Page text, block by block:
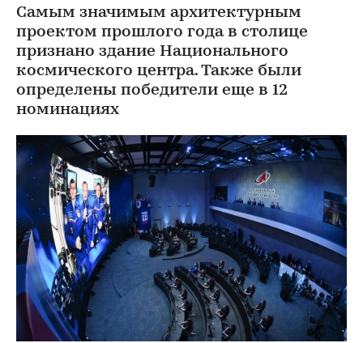
Самым значимым архитектурным
проектом прошлого года в столице
признано здание Национального
космического центра. Также были
определены победители еще в 12
номинациях